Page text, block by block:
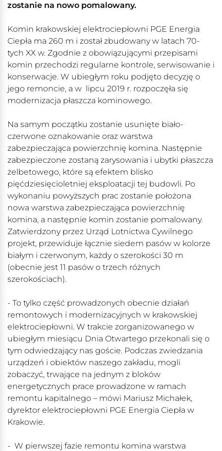
zostanie na nowo pomalowany.
Komin krakowskiej elektrociepłowni PGE Energia
Ciepła ma 260 m i został zbudowany w latach 70-
tych XX w. Zgodnie z obowiązującymi przepisami
komin przechodzi regularne kontrole, serwisowanie i
konserwacje. W ubiegłym roku podjęto decyzję o
jego remoncie, a w lipcu 2019 r. rozpoczęła się
modernizacja płaszcza kominowego.
Na samym początku zostanie usunięte biało-
czerwone oznakowanie oraz warstwa
zabezpieczająca powierzchnię komina. Następnie
zabezpieczone zostaną zarysowania i ubytki płaszcza
żelbetowego, które są efektem blisko
pięćdziesięcioletniej eksploatacji tej budowli. Po
wykonaniu powyższych prac zostanie położona
nowa warstwa zabezpieczająca powierzchnię
komina, a następnie komin zostanie pomalowany.
Zatwierdzony przez Urząd Lotnictwa Cywilnego
projekt, przewiduje łącznie siedem pasów w kolorze
białym i czerwonym, każdy o szerokości 30 m
(obecnie jest 11 pasów o trzech różnych
szerokościach).
- To tylko część prowadzonych obecnie działań
remontowych i modernizacyjnych w krakowskiej
elektrociepłowni. W trakcie zorganizowanego w
ubiegłym miesiącu Dnia Otwartego przekonali się o
tym odwiedzający nas goście. Podczas zwiedzania
urządzeń i obiektów naszego zakładu, mogli
zobaczyć, trwające na jednym z bloków
energetycznych prace prowadzone w ramach
remontu kapitalnego – mówi Mariusz Michałek,
dyrektor elektrociepłowni PGE Energia Ciepła w
Krakowie.
- W pierwszej fazie remontu komina warstwa